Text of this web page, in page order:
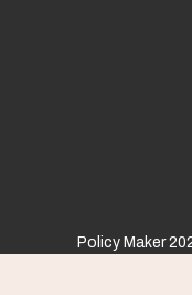
Policy Maker